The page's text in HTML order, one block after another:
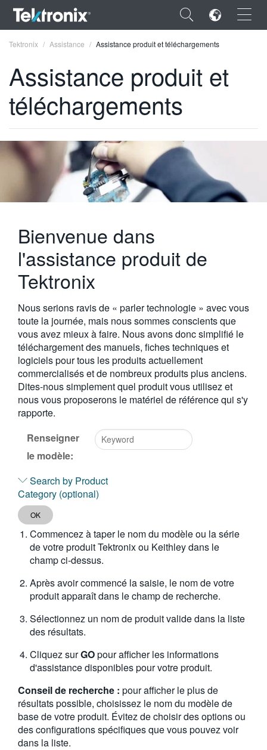
×
ENGLISH
FRANÇAIS
DEUTSCH
VIỆT NAM
日本語
한국어
繁體中文
Tektronix Assistance Assistance produit et téléchargements
Assistance produit et
téléchargements
Bienvenue dans
l'assistance produit de
Tektronix
Nous serions ravis de « parler technologie » avec vous
toute la journée, mais nous sommes conscients que
vous avez mieux à faire. Nous avons donc simplifié le
téléchargement des manuels, fiches techniques et
logiciels pour tous les produits actuellement
commercialisés et de nombreux produits plus anciens.
Dites-nous simplement quel produit vous utilisez et
nous vous proposerons le matériel de référence qui s'y
rapporte.
Renseigner
le modèle:
or
more
results.
Search by Product
Category (optional)
OK
Commencez à taper le nom du modèle ou la série
de votre produit Tektronix ou Keithley dans le
champ ci-dessus.
Après avoir commencé la saisie, le nom de votre
produit apparaît dans le champ de recherche.
Sélectionnez un nom de produit valide dans la liste
des résultats.
Cliquez surGOpour afficher les informations
d'assistance disponibles pour votre produit.
Conseil de recherche : pour afficher le plus de
résultats possible, choisissez le nom du modèle de
base de votre produit. Évitez de choisir des options ou
des configurations spécifiques que vous pouvez voir
dans la liste.